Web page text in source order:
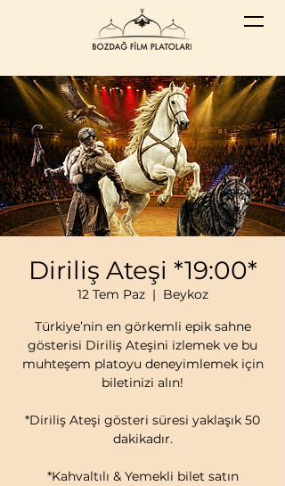
Diriliş Ateşi *19:00*
12 Tem Paz
  |
Beykoz
Türkiye’nin en görkemli epik sahne
gösterisi Diriliş Ateşini izlemek ve bu
muhteşem platoyu deneyimlemek için
biletinizi alın!
*Diriliş Ateşi gösteri süresi yaklaşık 50
dakikadır.
*Kahvaltılı & Yemekli bilet satın